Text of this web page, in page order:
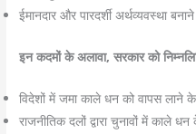
ईमानदार और पारदर्शी अर्थव्यवस्था
इन कदमों के अलावा, सरकार को
विदेशों में जमा काले धन को वापस लाने के
राजनीतिक दलों द्वारा चुनावों में काले